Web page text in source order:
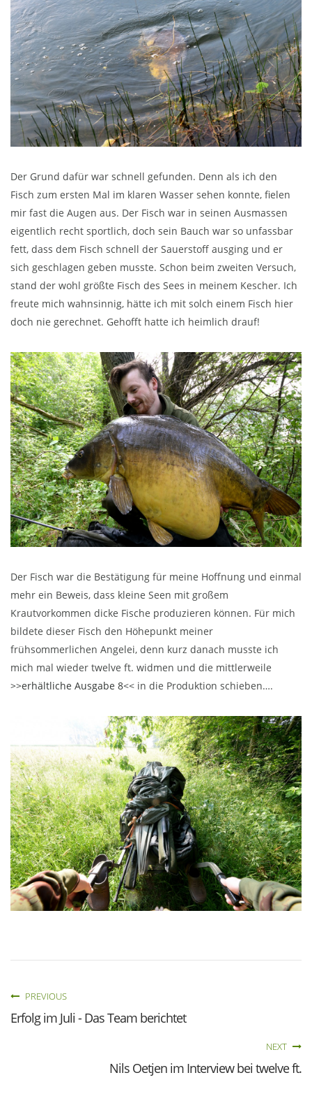
Der Grund dafür war schnell gefunden. Denn als ich den
Fisch zum ersten Mal im klaren Wasser sehen konnte, fielen
mir fast die Augen aus. Der Fisch war in seinen Ausmassen
eigentlich recht sportlich, doch sein Bauch war so unfassbar
fett, dass dem Fisch schnell der Sauerstoff ausging und er
sich geschlagen geben musste. Schon beim zweiten Versuch,
stand der wohl größte Fisch des Sees in meinem Kescher. Ich
freute mich wahnsinnig, hätte ich mit solch einem Fisch hier
doch nie gerechnet. Gehofft hatte ich heimlich drauf!
Der Fisch war die Bestätigung für meine Hoffnung und einmal
mehr ein Beweis, dass kleine Seen mit großem
Krautvorkommen dicke Fische produzieren können. Für mich
bildete dieser Fisch den Höhepunkt meiner
frühsommerlichen Angelei, denn kurz danach musste ich
mich mal wieder twelve ft. widmen und die mittlerweile
>>erhältliche Ausgabe 8<< in die Produktion schieben….
PREVIOUS
Erfolg im Juli - Das Team berichtet
NEXT
Nils Oetjen im Interview bei twelve ft.